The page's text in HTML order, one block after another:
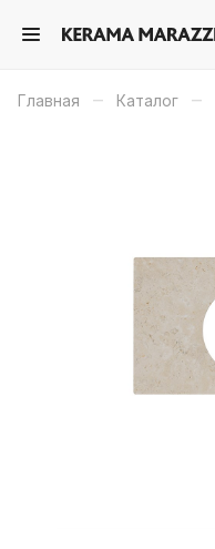
Главная – Каталог –